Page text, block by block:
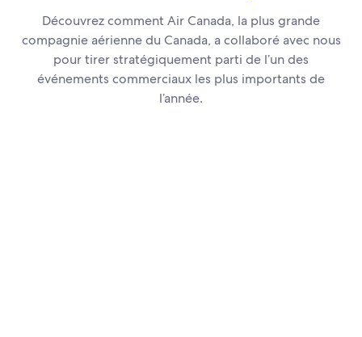
Découvrez comment Air Canada, la plus grande
compagnie aérienne du Canada, a collaboré avec nous
pour tirer stratégiquement parti de l’un des
événements commerciaux les plus importants de
l’année.